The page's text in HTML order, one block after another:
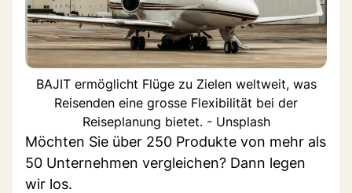
BAJIT ermöglicht Flüge zu Zielen weltweit, was
Reisenden eine grosse Flexibilität bei der
Reiseplanung bietet. - Unsplash
Möchten Sie über 250 Produkte von mehr als
50 Unternehmen vergleichen? Dann legen
wir los.